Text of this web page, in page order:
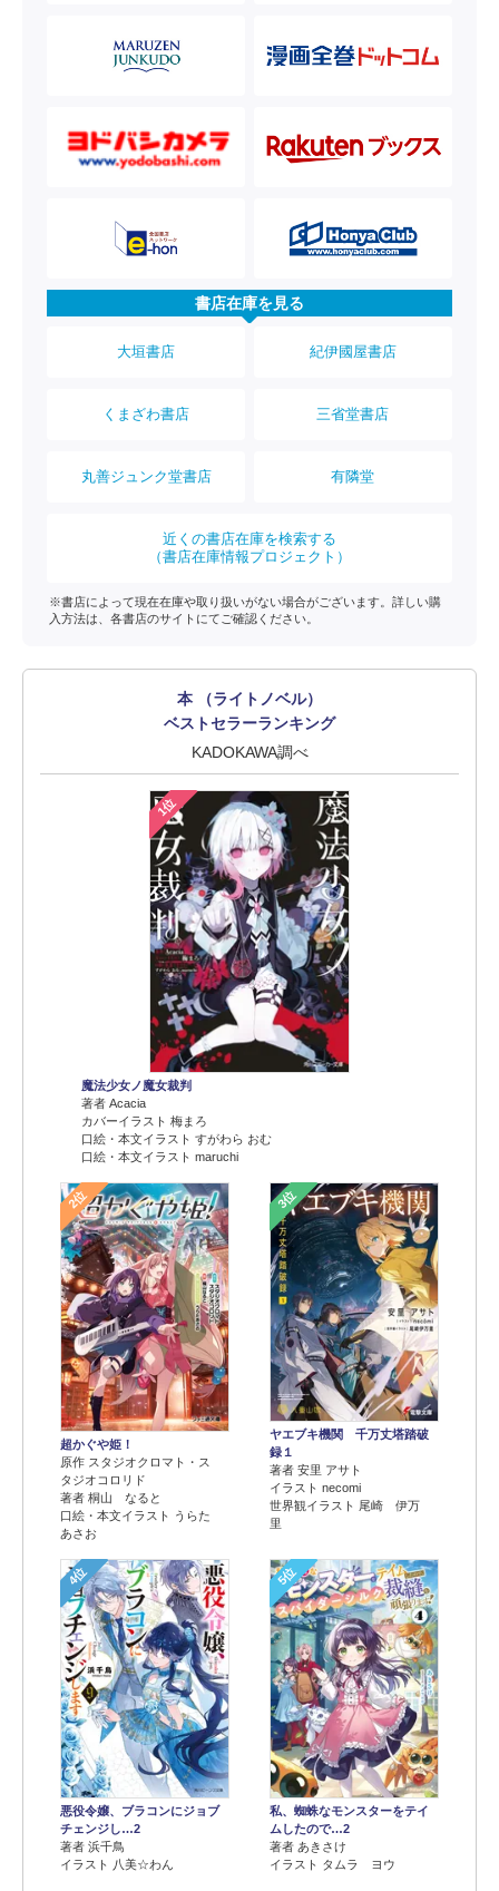
書店在庫を見る
大垣書店 紀伊國屋書店
くまざわ書店 三省堂書店
丸善ジュンク堂書店 有隣堂
近くの書店在庫を検索する
（書店在庫情報プロジェクト）
※書店によって現在在庫や取り扱いがない場合がございます。詳しい購
入方法は、各書店のサイトにてご確認ください。
本 （ライトノベル）
ベストセラーランキング
KADOKAWA調べ
1位
魔法少女ノ魔女裁判
著者 Acacia
カバーイラスト 梅まろ
口絵・本文イラスト すがわら おむ
口絵・本文イラスト maruchi
2位
超かぐや姫！
原作 スタジオクロマト・ス
タジオコロリド
著者 桐山 なると
口絵・本文イラスト うらた
あさお
3位
ヤエブキ機関 千万丈塔踏破
録１
著者 安里 アサト
イラスト necomi
世界観イラスト 尾崎 伊万
里
4位
悪役令嬢、ブラコンにジョブ
チェンジし…2
著者 浜千鳥
イラスト 八美☆わん
5位
私、蜘蛛なモンスターをテイ
ムしたので…2
著者 あきさけ
イラスト タムラ ヨウ